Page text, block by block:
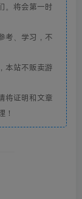
。将会第一时
考、学习，不
本站不贩卖游
将证明和文章
！